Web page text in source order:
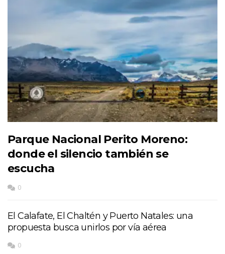
Parque Nacional Perito Moreno:
donde el silencio también se
escucha
0
El Calafate, El Chaltén y Puerto Natales: una
propuesta busca unirlos por vía aérea
0